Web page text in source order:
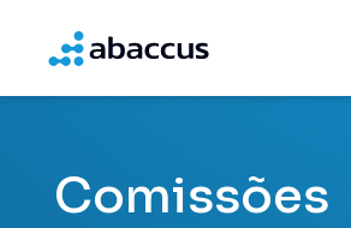
Comissões